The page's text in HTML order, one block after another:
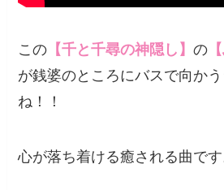
この 【千と千尋の神隠し】の
が銭婆のところにバスで向か
ね！！
心が落ち着ける癒される曲です